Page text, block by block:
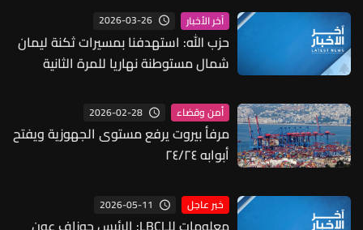
الدين
آخر الأخبار 2026-03-26
حزب الله: استهدفنا بمسيرات ثكنة ليمان
شمال مستوطنة نهاريا للمرة الثانية
أمن وقضاء 2026-02-28
مرفأ بيروت يرفع مستوى الجهوزية ويفتح
أبوابه ٢٤/٢٤
خبر عاجل 2026-05-11